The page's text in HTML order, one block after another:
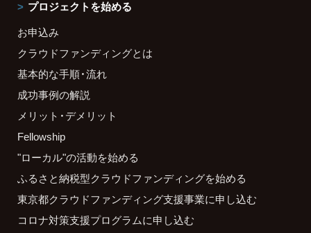
プロジェクトを始める
お申込み
クラウドファンディングとは
基本的な手順・流れ
成功事例の解説
メリット・デメリット
Fellowship
"ローカル"の活動を始める
ふるさと納税型クラウドファンディングを始める
東京都クラウドファンディング支援事業に申し込む
コロナ対策支援プログラムに申し込む